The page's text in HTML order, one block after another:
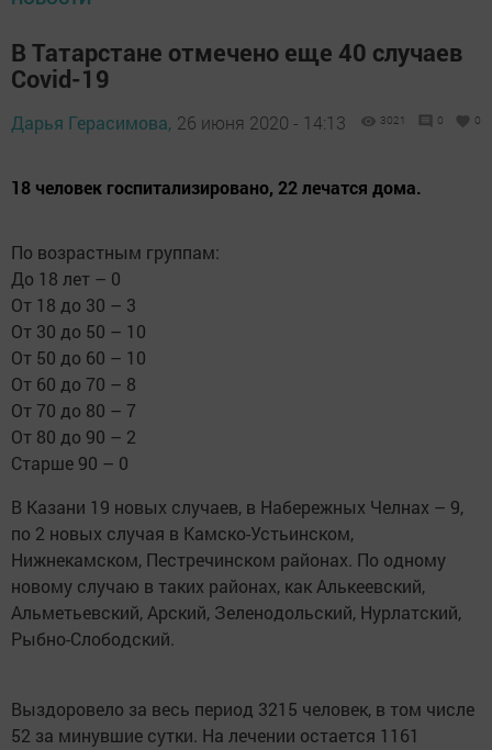
В Татарстане отмечено еще 40 случаев
Covid-19
Дарья Герасимова, 26 июня 2020 - 14:13 3021 0 0
18 человек госпитализировано, 22 лечатся дома.
По возрастным группам:
До 18 лет – 0
От 18 до 30 – 3
От 30 до 50 – 10
От 50 до 60 – 10
От 60 до 70 – 8
От 70 до 80 – 7
От 80 до 90 – 2
Старше 90 – 0
В Казани 19 новых случаев, в Набережных Челнах – 9,
по 2 новых случая в Камско-Устьинском,
Нижнекамском, Пестречинском районах. По одному
новому случаю в таких районах, как Алькеевский,
Альметьевский, Арский, Зеленодольский, Нурлатский,
Рыбно-Слободский.
Выздоровело за весь период 3215 человек, в том числе
52 за минувшие сутки. На лечении остается 1161